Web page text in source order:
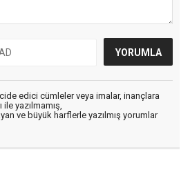
edici cümleler veya imalar, inançlara
ile yazılmamış,
ve büyük harflerle yazılmış yorumlar